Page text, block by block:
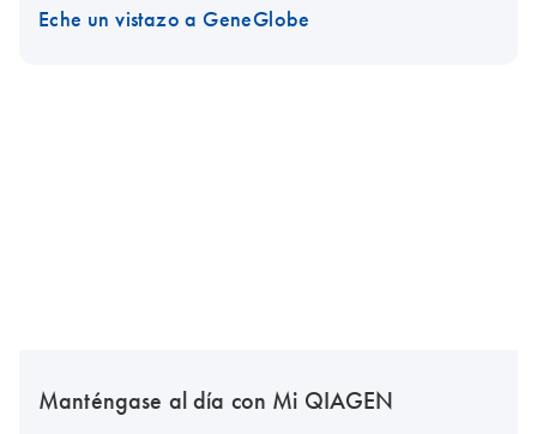
Eche un vistazo a GeneGlobe
Manténgase al día con Mi QIAGEN